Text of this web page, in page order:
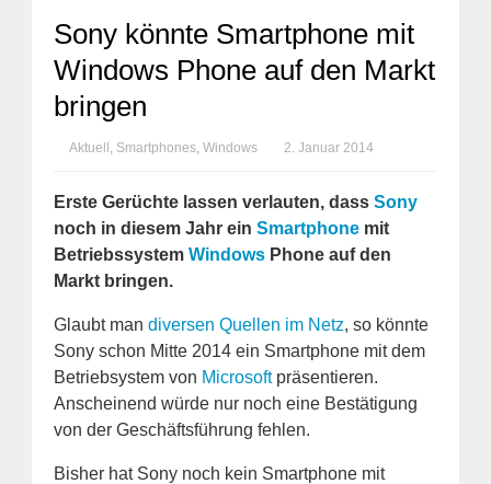
Sony könnte Smartphone mit
Windows Phone auf den Markt
bringen
Aktuell , Smartphones, Windows 2. Januar 2014
Erste Gerüchte lassen verlauten, dass Sony
noch in diesem Jahr ein Smartphone mit
Betriebssystem Windows Phone auf den
Markt bringen.
Glaubt man diversen Quellen im Netz, so könnte
Sony schon Mitte 2014 ein Smartphone mit dem
Betriebsystem von Microsoftpräsentieren.
Anscheinend würde nur noch eine Bestätigung
von der Geschäftsführung fehlen.
Bisher hat Sony noch kein Smartphone mit